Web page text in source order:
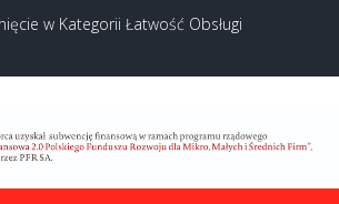
w Kategorii Łatwość Obsługi